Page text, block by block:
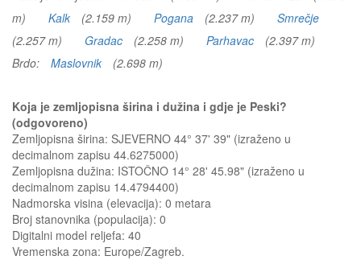
m)
Kalk (2.159 m) Pogana (2.237 m)
Smrečje
(2.257 m)
Gradac (2.258 m) Parhavac
(2.397 m)
Brdo:
Maslovnik (2.698 m)
Koja je zemljopisna širina i dužina i gdje je Peski?
(odgovoreno)
Zemljopisna širina: SJEVERNO 44° 37' 39" (izraženo u
decimalnom zapisu 44.6275000)
Zemljopisna dužina: ISTOČNO 14° 28' 45.98" (izraženo u
decimalnom zapisu 14.4794400)
Nadmorska visina (elevacija): 0 metara
Broj stanovnika (populacija): 0
Digitalni model reljefa: 40
Vremenska zona: Europe/Zagreb.